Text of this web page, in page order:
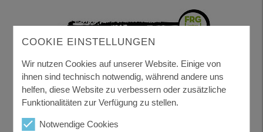
COOKIE EINSTELLUNGEN
Wir nutzen Cookies auf unserer Website. Einige von
ihnen sind technisch notwendig, während andere uns
helfen, diese Website zu verbessern oder zusätzliche
Funktionalitäten zur Verfügung zu stellen.
Notwendige Cookies